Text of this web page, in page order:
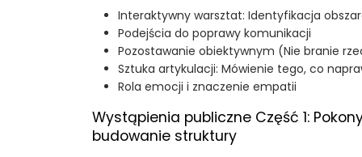
Interaktywny warsztat: Identyfikacja
Podejścia do poprawy komunikacji
Pozostawanie obiektywnym (Nie branie
Sztuka artykulacji: Mówienie tego, co
Rola emocji i znaczenie empatii
Wystąpienia publiczne Część 1:
budowanie struktury